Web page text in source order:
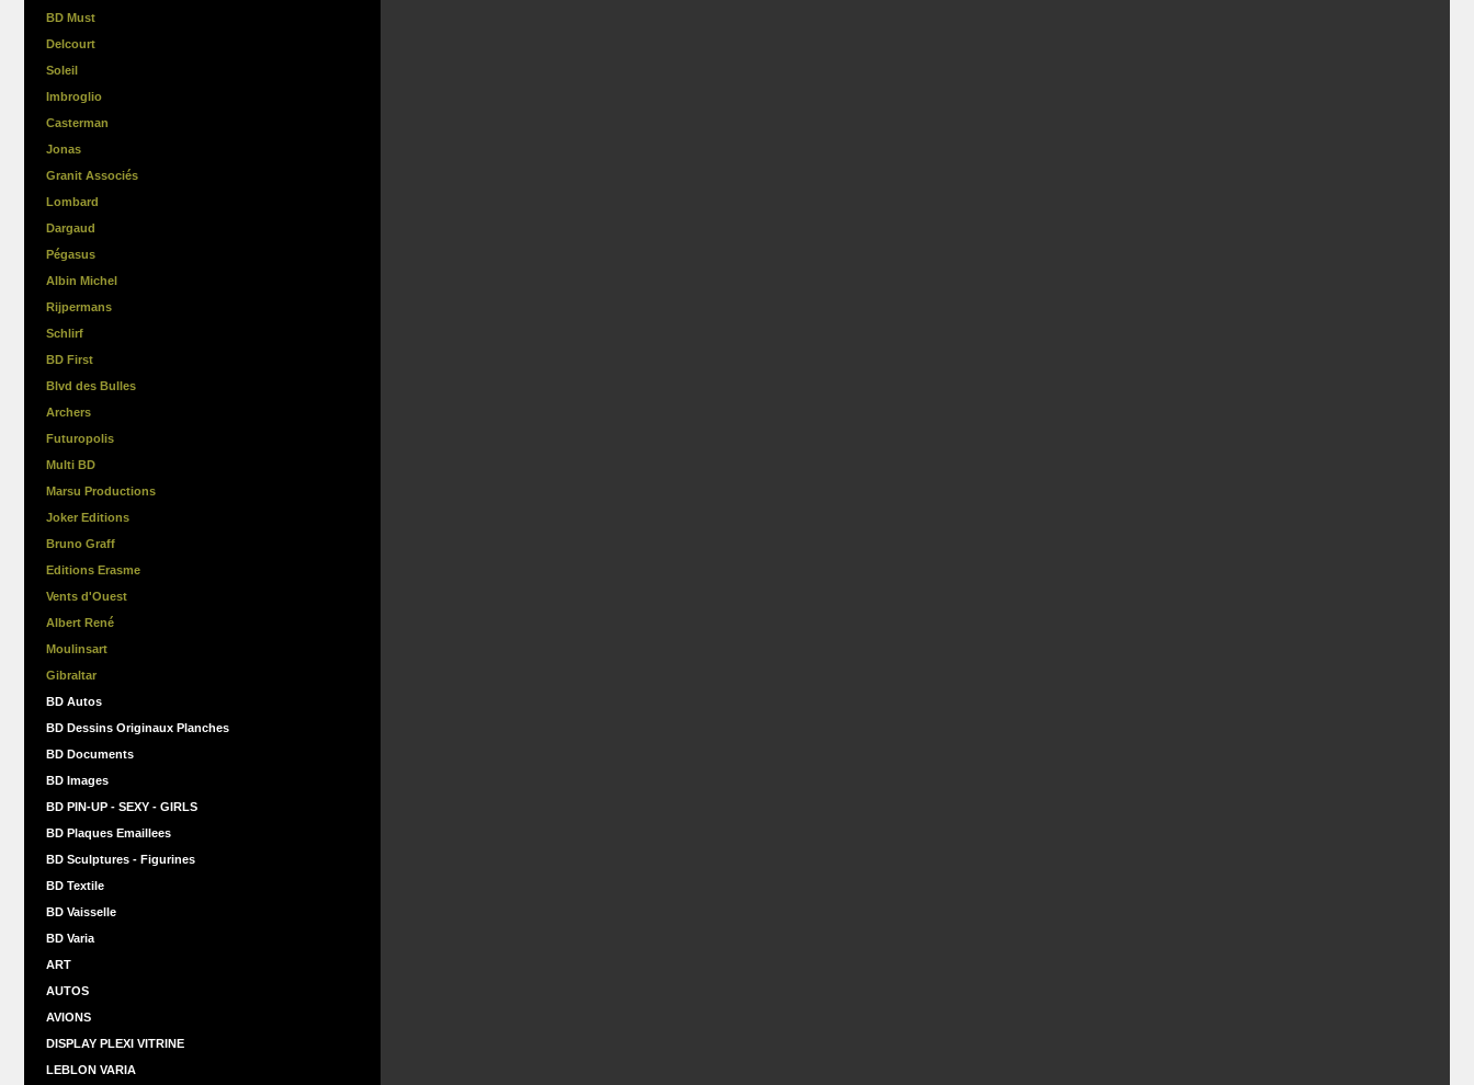
BD Must
Delcourt
Soleil
Imbroglio
Casterman
Jonas
Granit Associés
Lombard
Dargaud
Pégasus
Albin Michel
Rijpermans
Schlirf
BD First
Blvd des Bulles
Archers
Futuropolis
Multi BD
Marsu Productions
Joker Editions
Bruno Graff
Editions Erasme
Vents d'Ouest
Albert René
Moulinsart
Gibraltar
BD Autos
BD Dessins Originaux Planches
BD Documents
BD Images
BD PIN-UP - SEXY - GIRLS
BD Plaques Emaillees
BD Sculptures - Figurines
BD Textile
BD Vaisselle
BD Varia
ART
AUTOS
AVIONS
DISPLAY PLEXI VITRINE
LEBLON VARIA